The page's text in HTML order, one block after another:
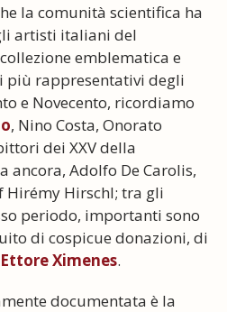
la comunità scientifica ha
artisti italiani del
emblematica e
più rappresentativi degli
e Novecento, ricordiamo
, Nino Costa, Onorato
dei XXV della
ancora, Adolfo De Carolis,
Hirémy Hirschl; tra gli
periodo, importanti sono
di cospicue donazioni, di
Ettore Ximenes.
documentata è la